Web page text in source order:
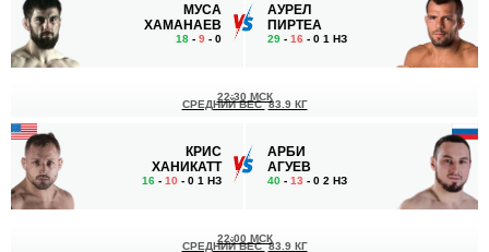
МУСА
ХАМАНАЕВ
18 - 9 - 0
АУРЕЛ
ПИРТЕА
29 - 16 - 0 1 НЗ
КРИС
ХАНИКАТТ
16 - 10 - 0 1 НЗ
22:30 МСК
СРЕДНИЙ ВЕС 83.9 КГ
АРБИ
АГУЕВ
40 - 13 - 0 2 НЗ
22:00 МСК
СРЕДНИЙ ВЕС 83.9 КГ